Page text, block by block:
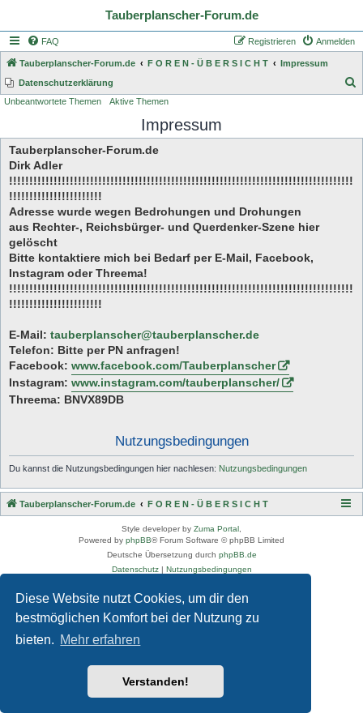
Diese Website nutzt Cookies, um dir den
bestmöglichen Komfort bei der Nutzung zu
bieten. Mehr erfahren
Verstanden!
Tauberplanscher-Forum.de
FAQ Anmelden
Registrieren
Tauberplanscher-Forum.de F O R E N - Ü B E R S I C H T
Impressum
Datenschutzerklärung
h
Unbeantwortete Themen Aktive Themen
Impressum
Tauberplanscher-Forum.de
Dirk Adler
!!!!!!!!!!!!!!!!!!!!!!!!!!!!!!!!!!!!!!!!!!!!!!!!!!!!!!!!!!!!!!!!!!!!!!!!!!!!!!!!!!!!!
!!!!!!!!!!!!!!!!!!!!!!!
Adresse wurde wegen Bedrohungen und Drohungen
aus Rechter-, Reichsbürger- und Querdenker-Szene hier
gelöscht
Bitte kontaktiere mich bei Bedarf per E-Mail, Facebook,
Instagram oder Threema!
!!!!!!!!!!!!!!!!!!!!!!!!!!!!!!!!!!!!!!!!!!!!!!!!!!!!!!!!!!!!!!!!!!!!!!!!!!!!!!!!!!!!!
!!!!!!!!!!!!!!!!!!!!!!!
E-Mail: tauberplanscher@tauberplanscher.de
Telefon: Bitte per PN anfragen!
Facebook: www.facebook.com/Tauberplanscher
Instagram: www.instagram.com/tauberplanscher/
Threema: BNVX89DB
Nutzungsbedingungen
Du kannst die Nutzungsbedingungen hier nachlesen: Nutzungsbedingungen
Tauberplanscher-Forum.de F O R E N - Ü B E R S I C H T
Style developer by Zuma Portal
Powered by phpBB® Forum Software © phpBB Limited
Deutsche Übersetzung durch phpBB.de
Datenschutz| Nutzungsbedingungen